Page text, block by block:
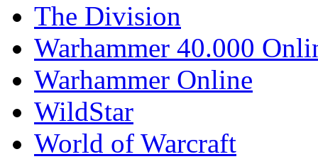
The Division
Warhammer 40.000
Warhammer Online
WildStar
World of Warcraft